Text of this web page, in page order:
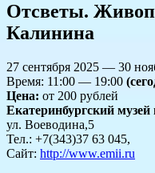
Отсветы.
Калинина
27 сентября 2025 — 30
Время: 11:00 — 19:00
Цена: от 200 рублей
Екатеринбургский музей
ул. Воеводина,5
Тел.: +7(343)37 63 045,
Сайт: http://www.emii.ru